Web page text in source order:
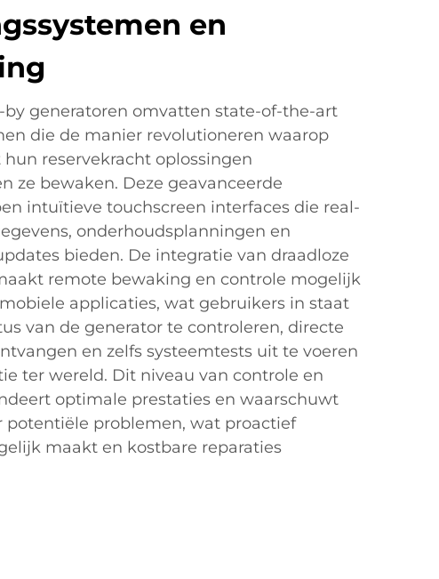
en
by generatoren omvatten state-of-the-art
die de manier revolutioneren waarop
reservekracht oplossingen
ze bewaken. Deze geavanceerde
intuïtieve touchscreen interfaces die real-
onderhoudsplanningen en
bieden. De integratie van draadloze
remote bewaking en controle mogelijk
applicaties, wat gebruikers in staat
van de generator te controleren, directe
en zelfs systeemtests uit te voeren
ter wereld. Dit niveau van controle en
optimale prestaties en waarschuwt
potentiële problemen, wat proactief
maakt en kostbare reparaties